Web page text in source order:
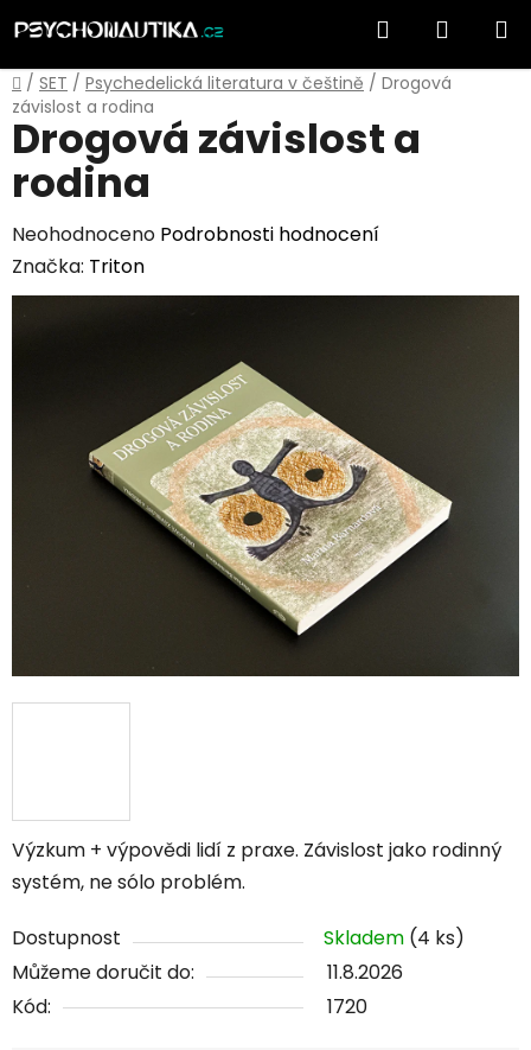
na
obsah
Hledat
KOŠÍK
Domů
/ SET / Psychedelická literatura v češtině / Drogová
závislost a rodina
Výzkum + výpovědi lidí z praxe. Závislost jako rodinný
systém, ne sólo problém.
Dostupnost Skladem (4 ks)
Můžeme doručit do:
11.8.2026
Kód:
1720
Drogová závislost a
rodina
Průměrné
hodnocení
produktu
hvězdiček.
Neohodnoceno Podrobnosti hodnocení
Značka: Triton